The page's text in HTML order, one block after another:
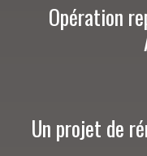
Opération
Un projet de